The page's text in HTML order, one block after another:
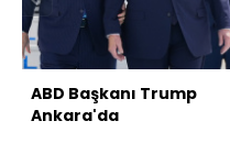
ABD Başkanı Trump
Ankara'da